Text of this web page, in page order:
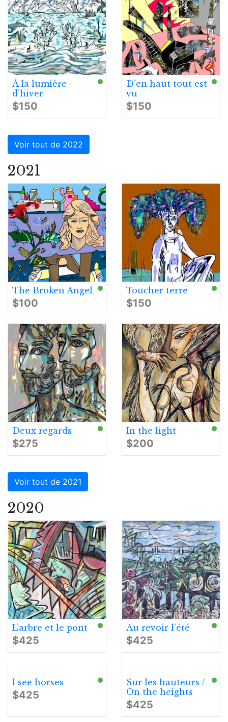
À la lumière
d’hiver
$150
D’en haut tout est
vu
$150
Voir tout de 2022
2021
The Broken Angel
$100
Toucher terre
$150
Deux regards
$275
In the light
$200
Voir tout de 2021
2020
L’arbre et le pont
$425
Au revoir l’été
$425
I see horses
$425
Sur les hauteurs /
On the heights
$425